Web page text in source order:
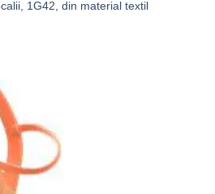
1G42, din material textil